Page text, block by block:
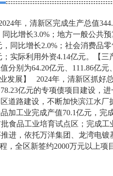
年，清新区完成生产总值
同比增长3.0%；地方一般公共
，同比增长2.0%；社会消费品
；实际利用外资4.14亿元。【
分别为64.20亿元、111.86亿元
业发展】 2024年，清新区抓好
亿元的专项债项目建设，
道路建设，不断加快滨江水
加工业完成产值70.1亿元，完
食品工业培育试点区；完成
进，依托万洋集团、龙湾电
，全区新签约2000万元以上项